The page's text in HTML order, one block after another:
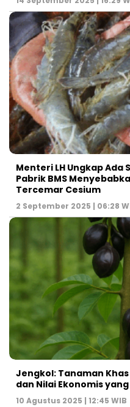
Menteri LH Ungkap Ada
Pabrik BMS
Tercemar Cesium
2 September 2025 | 06:28
Jengkol: Tanaman
dan Nilai Ekonomis
10 Agustus 2025 | 12:45 WIB